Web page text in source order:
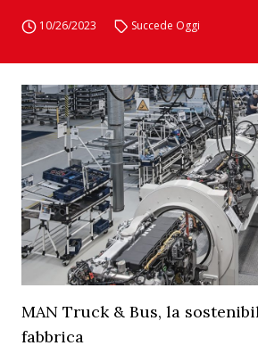
10/26/2023 Succede Oggi
MAN Truck & Bus, la
fabbrica